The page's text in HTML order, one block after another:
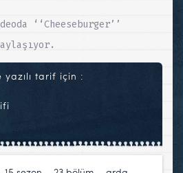
‘‘Cheeseburger’’
tarif için :